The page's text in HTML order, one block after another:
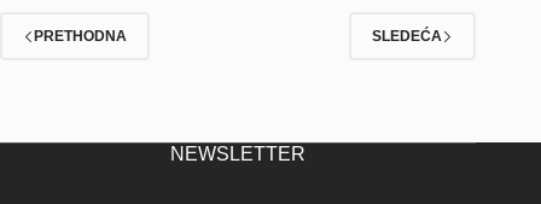
PRETHODNA SLEDEĆA
NEWSLETTER